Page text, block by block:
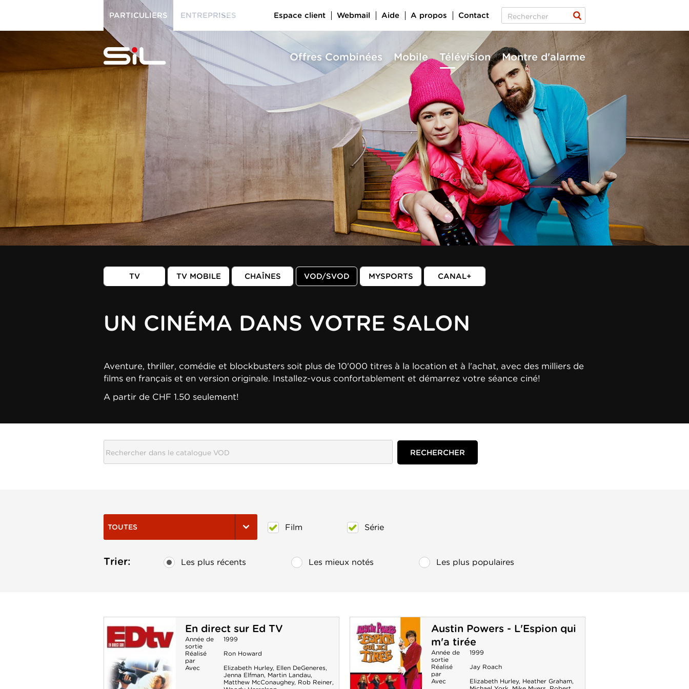
SiL
multimédia
TV TV MOBILE CHAÎNES VOD/SVOD MYSPORTS CANAL+
UN CINÉMA DANS VOTRE SALON
Aventure, thriller, comédie et blockbusters soit plus de 10'000 titres à la location et à l'achat, avec des milliers de
films en français et en version originale. Installez-vous confortablement et démarrez votre séance ciné!
A partir de CHF 1.50 seulement!
TOUTES Film Série
Trier: Les plus récents Les mieux notés Les plus populaires
En direct sur Ed TV
Année de
sortie
1999
Réalisé
par
Ron Howard
Avec
Elizabeth Hurley, Ellen DeGeneres,
Jenna Elfman, Martin Landau,
Matthew McConaughey, Rob Reiner,
Austin Powers - L'Espion qui
m'a tirée
Année de
sortie
1999
Réalisé
par
Jay Roach
Avec
Elizabeth Hurley, Heather Graham,
PARTICULIERS
PARTICULIERS
Offres Combinées Mobile Télévision Montre d'alarme
ENTREPRISES
ENTREPRISES
Espace client Webmail Aide A propos Contact